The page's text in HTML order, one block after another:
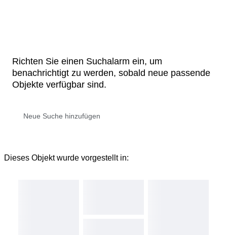
Richten Sie einen Suchalarm ein, um
benachrichtigt zu werden, sobald neue passende
Objekte verfügbar sind.
Dieses Objekt wurde vorgestellt in: